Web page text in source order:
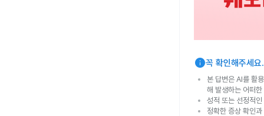
info꼭 확인해주세요.
본 답변은 AI를 활
해 발생하는 어떠
성적 또는 선정적
정확한 증상 확인